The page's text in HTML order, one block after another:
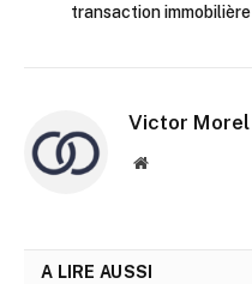
transaction immobilière
Victor Morel
Site
A LIRE AUSSI